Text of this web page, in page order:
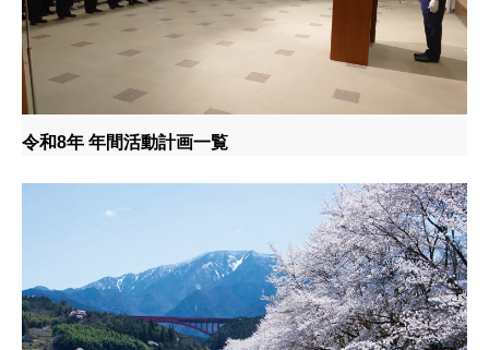
令和8年 年間活動計画一覧